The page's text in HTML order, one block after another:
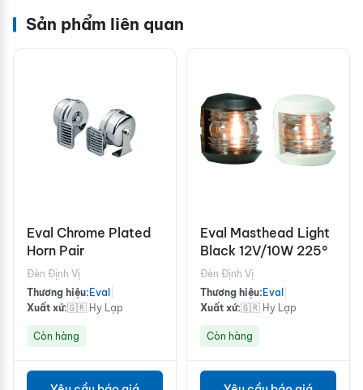
Sản phẩm liên quan
Eval Chrome Plated
Horn Pair
Đèn Định Vị
Thương hiệu: Eval
Xuất xứ:🇬🇷 Hy Lạp
Còn hàng
Eval Masthead Light
Black 12V/10W 225°
Đèn Định Vị
Thương hiệu: Eval
Xuất xứ:🇬🇷 Hy Lạp
Còn hàng